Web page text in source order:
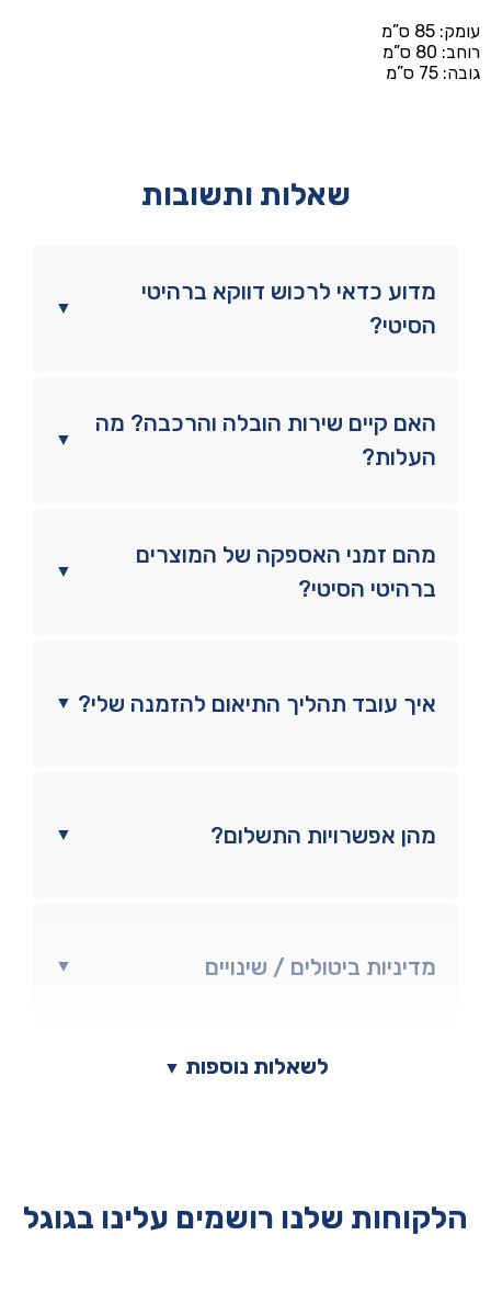
עומק: 85 ס”מ
רוחב: 80 ס”מ
גובה: 75 ס”מ
שאלות ותשובות
▼
מדוע כדאי לרכוש דווקא ברהיטי
הסיטי?
▼
האם קיים שירות הובלה והרכבה? מה
העלות?
▼
מהם זמני האספקה של המוצרים
ברהיטי הסיטי?
▼ איך עובד תהליך התיאום להזמנה שלי?
▼ מהן אפשרויות התשלום?
▼ מדיניות ביטולים / שינויים
▼ לשאלות נוספות
הלקוחות שלנו רושמים עלינו בגוגל